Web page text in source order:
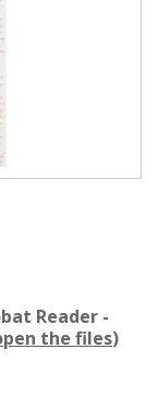
Reader -
the files)